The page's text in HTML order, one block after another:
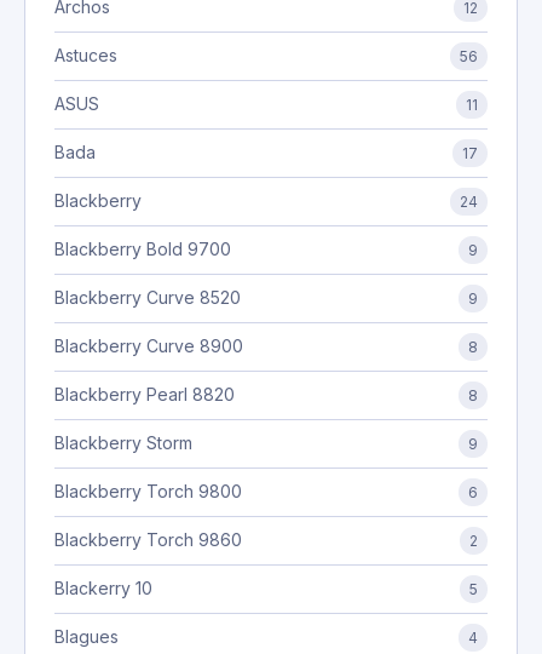
Archos 12
Astuces 56
ASUS 11
Bada 17
Blackberry 24
Blackberry Bold 9700 9
Blackberry Curve 8520 9
Blackberry Curve 8900 8
Blackberry Pearl 8820 8
Blackberry Storm 9
Blackberry Torch 9800 6
Blackberry Torch 9860 2
Blackerry 10 5
Blagues 4